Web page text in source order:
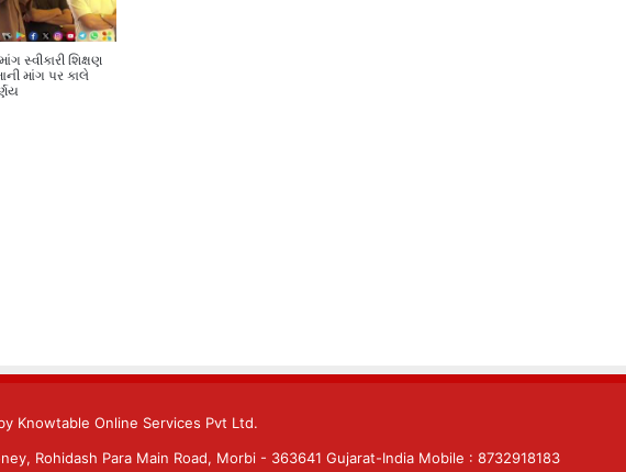
સ્વીકારી શિક્ષણ
માંગ પર કાલે
Knowtable Online Services Pvt Ltd.
Rohidash Para Main Road, Morbi - 363641 Gujarat-India Mobile : 8732918183